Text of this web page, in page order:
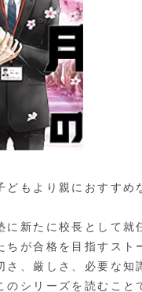
どもより親におすすめ
に新たに校長として就
ちが合格を目指すスト
さ、厳しさ、必要な知
のシリーズを読むこと